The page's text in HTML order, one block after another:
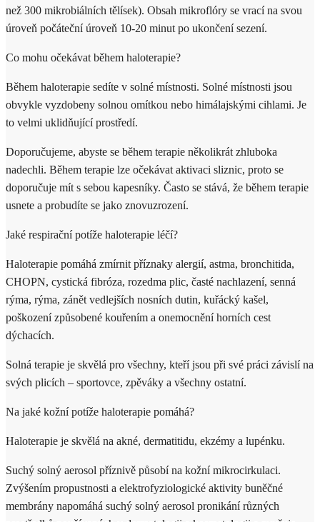
než 300 mikrobiálních tělísek). Obsah mikroflóry se vrací na svou
úroveň počáteční úroveň 10-20 minut po ukončení sezení.
Co mohu očekávat během haloterapie?
Během haloterapie sedíte v solné místnosti. Solné místnosti jsou
obvykle vyzdobeny solnou omítkou nebo himálajskými cihlami. Je
to velmi uklidňující prostředí.
Doporučujeme, abyste se během terapie několikrát zhluboka
nadechli. Během terapie lze očekávat aktivaci sliznic, proto se
doporučuje mít s sebou kapesníky. Často se stává, že během terapie
usnete a probudíte se jako znovuzrození.
Jaké respirační potíže haloterapie léčí?
Haloterapie pomáhá zmírnit příznaky alergií, astma, bronchitida,
CHOPN, cystická fibróza, rozedma plic, časté nachlazení, senná
rýma, rýma, zánět vedlejších nosních dutin, kuřácký kašel,
poškození způsobené kouřením a onemocnění horních cest
dýchacích.
Solná terapie je skvělá pro všechny, kteří jsou při své práci závislí na
svých plicích – sportovce, zpěváky a všechny ostatní.
Na jaké kožní potíže haloterapie pomáhá?
Haloterapie je skvělá na akné, dermatitidu, ekzémy a lupénku.
Suchý solný aerosol příznivě působí na kožní mikrocirkulaci.
Zvýšením propustnosti a elektrofyziologické aktivity buněčné
membrány napomáhá suchý solný aerosol pronikání různých